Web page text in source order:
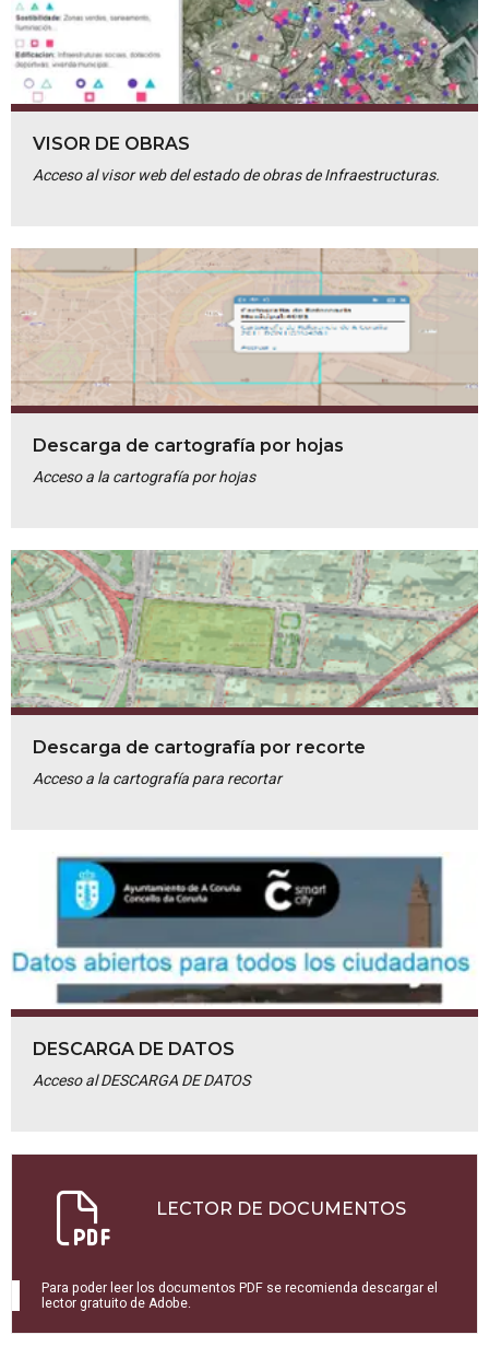
VISOR DE OBRAS
Acceso al visor web del estado de obras de Infraestructuras.
Descarga de cartografía por hojas
Acceso a la cartografía por hojas
Descarga de cartografía por recorte
Acceso a la cartografía para recortar
DESCARGA DE DATOS
Acceso al DESCARGA DE DATOS
LECTOR DE DOCUMENTOS
Para poder leer los documentos PDF se recomienda descargar el
lector gratuito de Adobe.